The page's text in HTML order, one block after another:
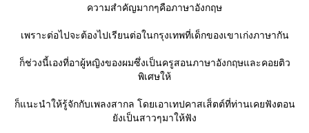
ความสำคัญมากๆคือภาษาอังกฤษ
เพราะต่อไปจะต้องไปเรียนต่อในกรุงเทพที่เด็กของเขาเก่งภาษากัน
ก็ช่วงนี้เองที่อาผู้หญิงของผมซึ่งเป็นครูสอนภาษาอังกฤษและคอยติว
พิเศษให้
ก็แนะนำให้รู้จักกับเพลงสากล โดยเอาเทปคาสเส็ตต์ที่ท่านเคยฟังตอน
ังเป็นสาวๆมาให้ฟัง